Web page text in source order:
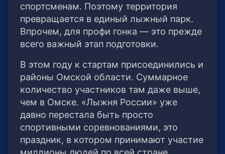
спортсменам. Поэтому территория
превращается в единый лыжный парк.
Впрочем, для профи гонка — это прежде
всего важный этап подготовки.
В этом году к стартам присоединились и
районы Омской области. Суммарное
количество участников там даже выше,
чем в Омске. «Лыжня России» уже
давно перестала быть просто
спортивными соревнованиями, это
праздник, в котором принимают участие